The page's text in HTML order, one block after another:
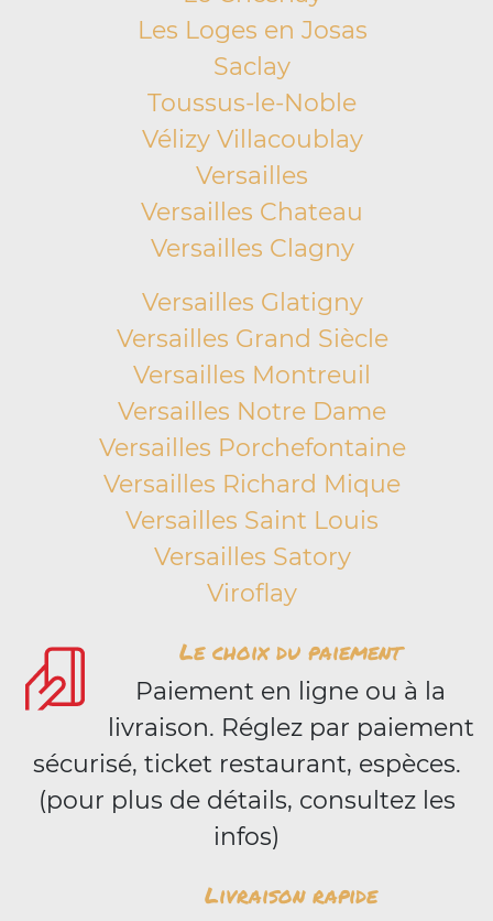
Les Loges en Josas
Saclay
Toussus-le-Noble
Vélizy Villacoublay
Versailles
Versailles Chateau
Versailles Clagny
Versailles Glatigny
Versailles Grand Siècle
Versailles Montreuil
Versailles Notre Dame
Versailles Porchefontaine
Versailles Richard Mique
Versailles Saint Louis
Versailles Satory
Viroflay
Le choix du paiement
Paiement en ligne ou à la
livraison. Réglez par paiement
sécurisé, ticket restaurant, espèces.
(pour plus de détails, consultez les
infos)
Livraison rapide